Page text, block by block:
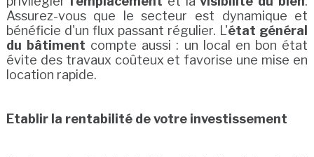
Assurez-vous que le secteur est dynamique et
bénéficie d'un flux passant régulier. L'état général
du bâtiment compte aussi : un local en bon état
évite des travaux coûteux et favorise une mise en
location rapide.
Etablir la rentabilité de votre investissement